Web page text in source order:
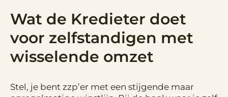
Wat de Kredieter doet
voor zelfstandigen met
wisselende omzet
Stel, je bent zzp’er met een stijgende maar